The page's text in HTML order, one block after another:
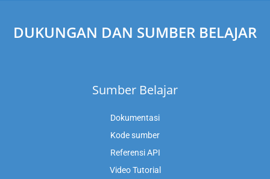
DUKUNGAN DAN SUMBER BELAJAR
Sumber Belajar
Dokumentasi
Kode sumber
Referensi API
Video Tutorial